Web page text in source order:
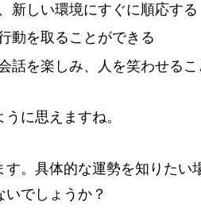
新しい環境にすぐに順応する
動を取ることができる
話を楽しみ、人を笑わせる
に思えますね。
。具体的な運勢を知りたい
でしょうか？